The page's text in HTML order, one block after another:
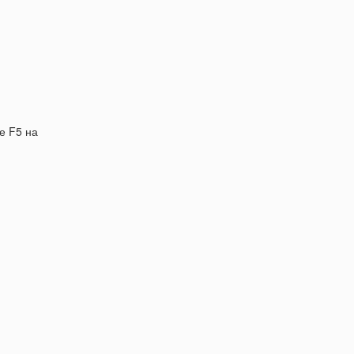
F5 на